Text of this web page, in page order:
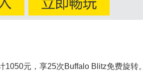
元，享25次Buffalo Blitz免费旋转。